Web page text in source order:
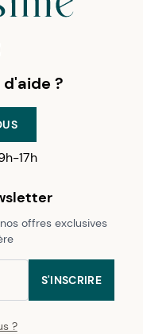
?
?
17h
offres exclusives
S'INSCRIRE